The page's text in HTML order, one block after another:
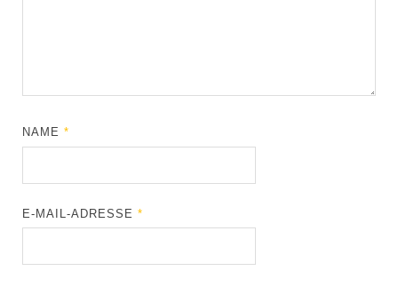
NAME*
E-MAIL-ADRESSE*